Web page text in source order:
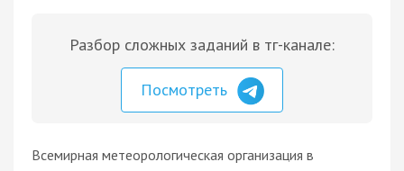
Разбор сложных заданий в тг-канале:
Посмотреть
Всемирная метеорологическая организация в